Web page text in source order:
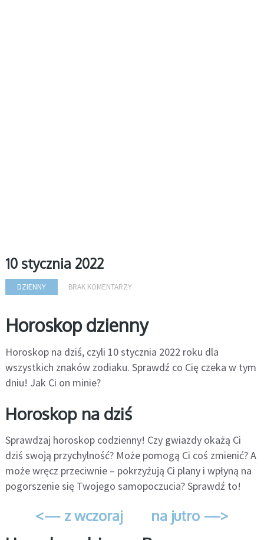
10 stycznia 2022
DZIENNY BRAK KOMENTARZY
Horoskop dzienny
Horoskop na dziś, czyli 10 stycznia 2022 roku dla
wszystkich znaków zodiaku. Sprawdź co Cię czeka w tym
dniu! Jak Ci on minie?
Horoskop na dziś
Sprawdzaj horoskop codzienny! Czy gwiazdy okażą Ci
dziś swoją przychylność? Może pomogą Ci coś zmienić? A
może wręcz przeciwnie – pokrzyżują Ci plany i wpłyną na
pogorszenie się Twojego samopoczucia? Sprawdź to!
<— z wczoraj na jutro —>